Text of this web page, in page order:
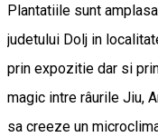
Plantatiile sunt
judetului Dolj in
prin expozitie dar si
magic intre râurile Jiu,
sa creeze un